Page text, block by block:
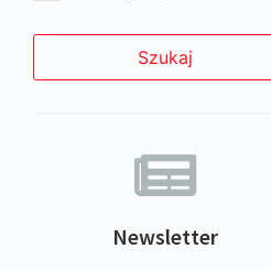
Newsletter